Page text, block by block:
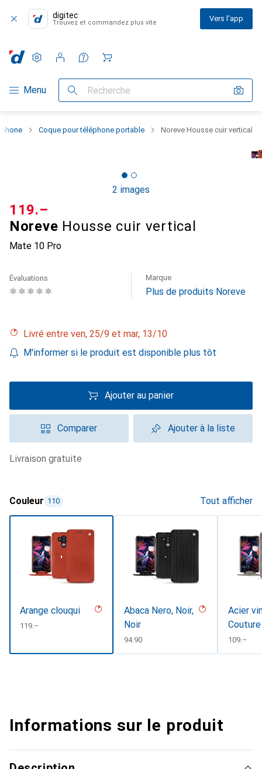
digitec
Trouvez et commandez plus vite Vers l'app
Navigation par catégorie
Menu Recherche
Paramètres
Compte client
Listes de comparaison
Listes d'envies
Panier
Coque pour téléphone portable Noreve Housse cuir vertical
2 images
Noreve Housse cuir vertical
Mate 10 Pro
CHF
119.–
Évaluations Marque
Plus de produits Noreve
Livré entre ven, 25/9 et mar, 13/10
M'informer si le produit est disponible plus tôt
Ajouter au panier
Comparer Ajouter à la liste
livraison gratuite
Couleur 110 Tout afficher
Arange clouqui
CHF
119.–
Abaca Nero, Noir,
Noir
CHF
94.90
Acier
Couture
CHF
109.–
Informations sur le produit